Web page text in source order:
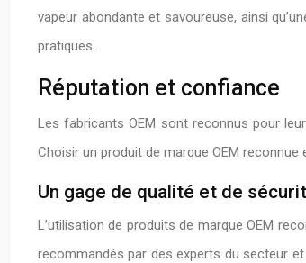
vapeur abondante et savoureuse, ainsi
pratiques.
Réputation et confiance
Les fabricants OEM sont reconnus pour
Choisir un produit de marque OEM
Un gage de qualité et de
L’utilisation de produits de marque OEM
recommandés par des experts du secteur